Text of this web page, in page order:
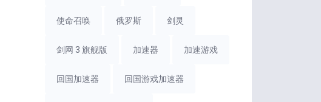
使命召唤 俄罗斯 剑灵
剑网 3 旗舰版 加速器 加速游戏
回国加速器 回国游戏加速器